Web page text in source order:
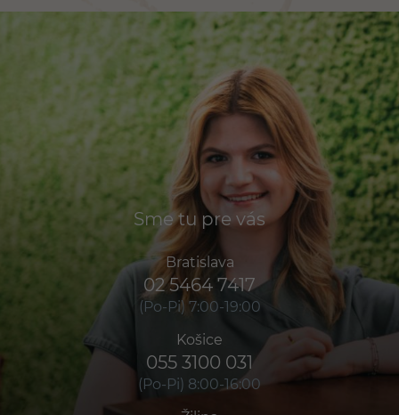
Sme tu pre vás
Bratislava
02 5464 7417
(Po-Pi) 7:00-19:00
Košice
055 3100 031
(Po-Pi) 8:00-16:00